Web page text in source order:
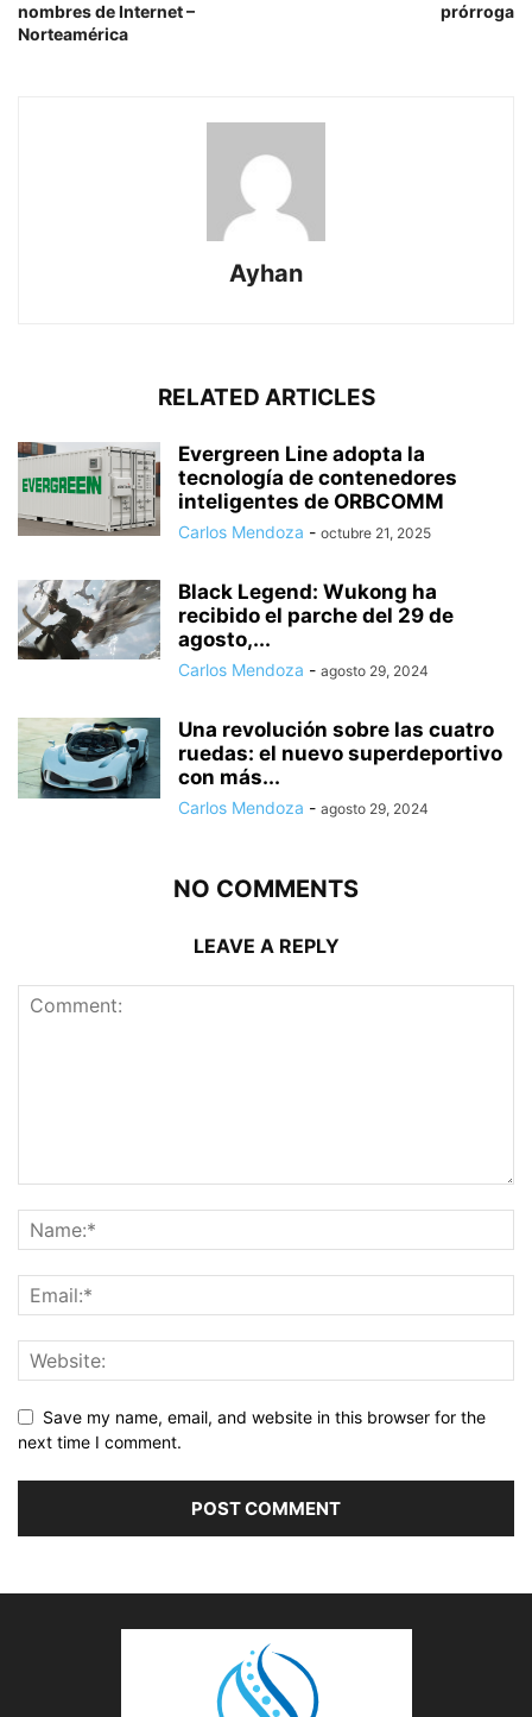
nombres de Internet –
Norteamérica
prórroga
Ayhan
RELATED ARTICLES
Evergreen Line adopta la
tecnología de contenedores
inteligentes de ORBCOMM
Carlos Mendoza - octubre 21, 2025
Black Legend: Wukong ha
recibido el parche del 29 de
agosto,...
Carlos Mendoza - agosto 29, 2024
Una revolución sobre las cuatro
ruedas: el nuevo superdeportivo
con más...
Carlos Mendoza - agosto 29, 2024
NO COMMENTS
LEAVE A REPLY
Save my name, email, and website in this browser for the
next time I comment.